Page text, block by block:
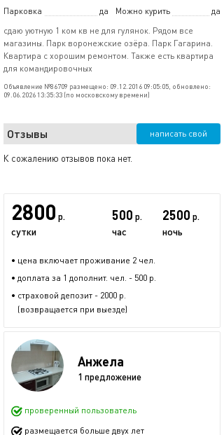
Парковка
да Можно курить
да
сдаю уютную 1 ком кв не для гулянок. Рядом все
магазины. Парк воронежские озёра. Парк Гагарина.
Квартира с хорошим ремонтом. Также есть квартира
для командировочных
Объявление №86709 размещено: 09.12.2016 09:05:05, обновлено:
09.06.2026 13:35:33 (по московскому времени)
Отзывы написать свой
К сожалению отзывов пока нет.
2800 р.
сутки
500 р.
час
2500 р.
ночь
• цена включает проживание 2 чел.
• доплата за 1 дополнит. чел. - 500 р.
• страховой депозит - 2000 р.
(возвращается при выезде)
Анжела
1 предложение
проверенный пользователь
размещается больше двух лет